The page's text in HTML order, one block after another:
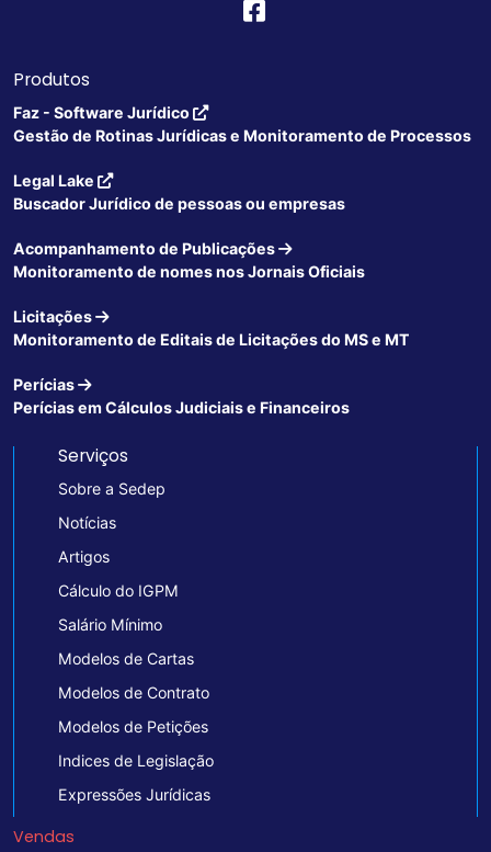
Produtos
Faz - Software Jurídico
Gestão de Rotinas Jurídicas e Monitoramento de Processos
Legal Lake
Buscador Jurídico de pessoas ou empresas
Acompanhamento de Publicações
Monitoramento de nomes nos Jornais Oficiais
Licitações
Monitoramento de Editais de Licitações do MS e MT
Perícias
Perícias em Cálculos Judiciais e Financeiros
Serviços
Sobre a Sedep
Notícias
Artigos
Cálculo do IGPM
Salário Mínimo
Modelos de Cartas
Modelos de Contrato
Modelos de Petições
Indices de Legislação
Expressões Jurídicas
Vendas